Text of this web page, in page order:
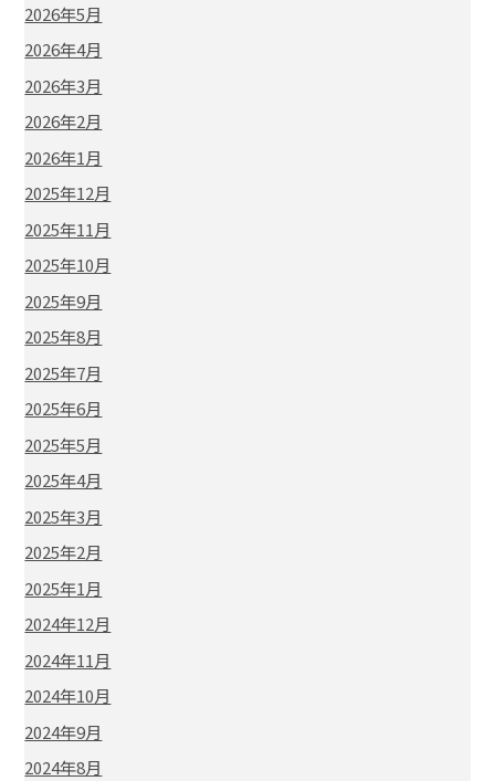
2026年5月
2026年4月
2026年3月
2026年2月
2026年1月
2025年12月
2025年11月
2025年10月
2025年9月
2025年8月
2025年7月
2025年6月
2025年5月
2025年4月
2025年3月
2025年2月
2025年1月
2024年12月
2024年11月
2024年10月
2024年9月
2024年8月